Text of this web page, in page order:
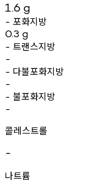
1.6 g
- 포화지방
0.3 g
- 트랜스지방
-
- 다불포화지방
-
- 불포화지방
-
콜레스트롤
-
나트륨